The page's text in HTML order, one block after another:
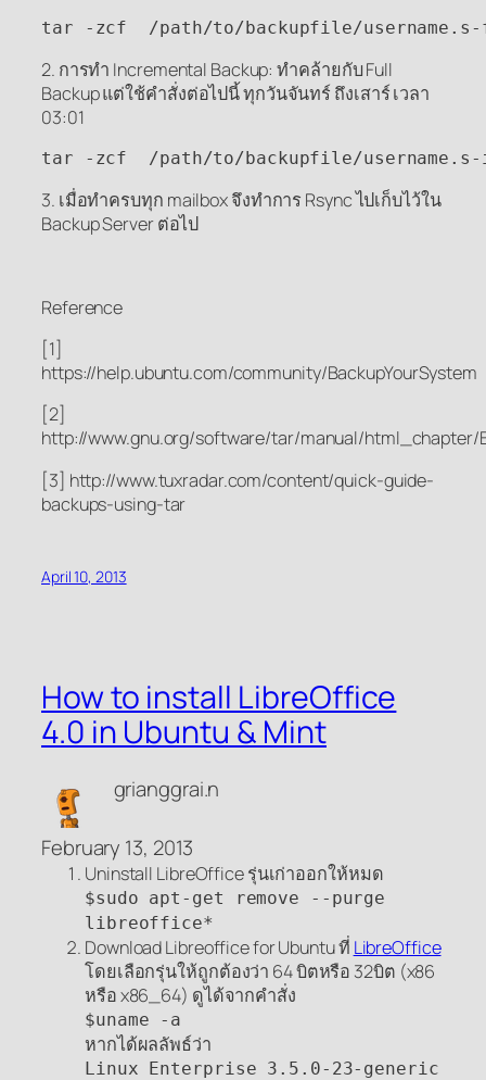
tar -zcf  /path/to/backupfile/username.s-
2. การทำ Incremental Backup: ทำคล้ายกับ Full
Backup แต่ใช้คำสั่งต่อไปนี้ ทุกวันจันทร์ ถึงเสาร์ เวลา
03:01
tar -zcf  /path/to/backupfile/username.s-
3. เมื่อทำครบทุก mailbox จึงทำการ Rsync ไปเก็บไว้ใน
Backup Server ต่อไป
Reference
[1]
https://help.ubuntu.com/community/BackupYourSystem
[2]
http://www.gnu.org/software/tar/manual/html_chapter/
[3] http://www.tuxradar.com/content/quick-guide-
backups-using-tar
April 10, 2013
How to install LibreOffice
4.0 in Ubuntu & Mint
grianggrai.n
February 13, 2013
Uninstall LibreOffice รุ่นเก่าออกให้หมด
$sudo apt-get remove --purge
libreoffice*
Download Libreoffice for Ubuntu ที่ LibreOffice
โดยเลือกรุ่นให้ถูกต้องว่า 64 บิตหรือ 32บิต (x86
หรือ x86_64) ดูได้จากคำสั่ง
$uname -a
หากได้ผลลัพธ์ว่า
Linux Enterprise 3.5.0-23-generic